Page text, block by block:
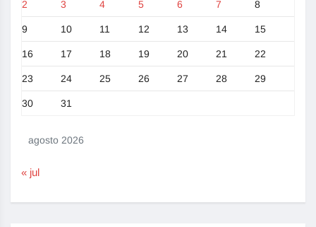
agosto 2026
2 3 4 5 6 7 8
9 10 11 12 13 14 15
16 17 18 19 20 21 22
23 24 25 26 27 28 29
30 31
« jul